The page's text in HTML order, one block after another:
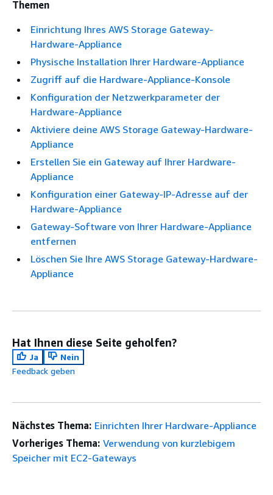
Themen
Einrichtung Ihres AWS Storage Gateway-
Hardware-Appliance
Physische Installation Ihrer Hardware-Appliance
Zugriff auf die Hardware-Appliance-Konsole
Konfiguration der Netzwerkparameter der
Hardware-Appliance
Aktiviere deine AWS Storage Gateway-Hardware-
Appliance
Erstellen Sie ein Gateway auf Ihrer Hardware-
Appliance
Konfiguration einer Gateway-IP-Adresse auf der
Hardware-Appliance
Gateway-Software von Ihrer Hardware-Appliance
entfernen
Löschen Sie Ihre AWS Storage Gateway-Hardware-
Appliance
Hat Ihnen diese Seite geholfen?
Ja
Nein
Feedback geben
Nächstes Thema: Einrichten Ihrer Hardware-Appliance
Vorheriges Thema: Verwendung von kurzlebigem
Speicher mit EC2-Gateways